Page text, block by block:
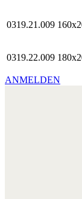
0319.21.009
0319.22.009
ANMELDEN